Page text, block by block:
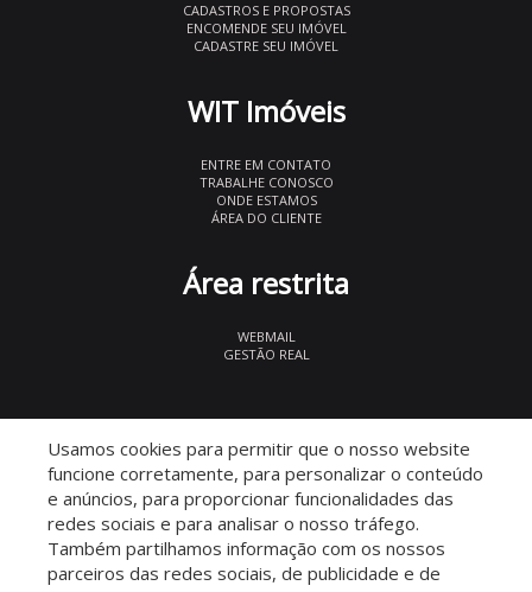
CADASTROS E PROPOSTAS
ENCOMENDE SEU IMÓVEL
CADASTRE SEU IMÓVEL
WIT Imóveis
ENTRE EM CONTATO
TRABALHE CONOSCO
ONDE ESTAMOS
ÁREA DO CLIENTE
Área restrita
WEBMAIL
GESTÃO REAL
Usamos cookies para permitir que o nosso website
funcione corretamente, para personalizar o conteúdo
e anúncios, para proporcionar funcionalidades das
redes sociais e para analisar o nosso tráfego.
Também partilhamos informação com os nossos
parceiros das redes sociais, de publicidade e de